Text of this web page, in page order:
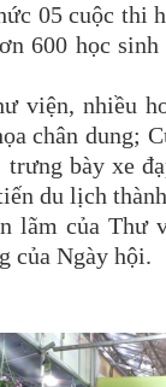
05 cuộc thi
600 học
viện, nhiều
chân dung;
bày xe
du lịch
lãm của
của Ngày hội.